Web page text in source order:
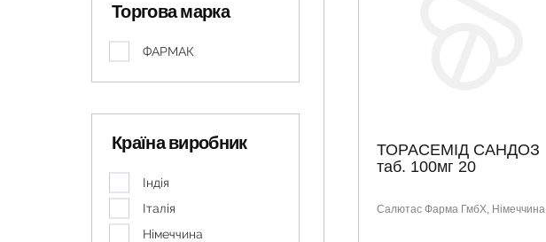
Торгова марка
ФАРМАК
Країна виробник
Індія
Італія
Німеччина
ТОРАСЕМІД САНДОЗ
таб. 100мг 20
Салютас Фарма ГмбХ, Німеччина